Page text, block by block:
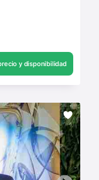
y disponibilidad